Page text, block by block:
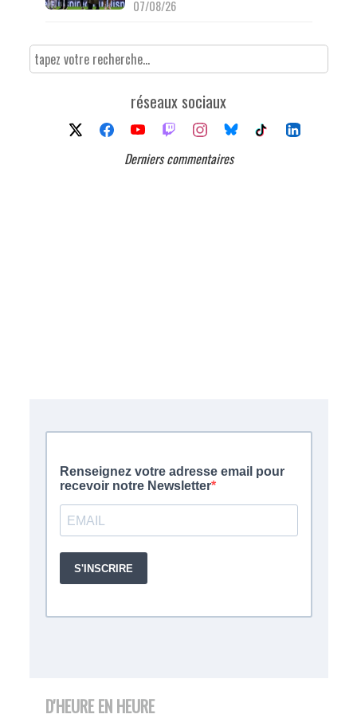
07/08/26
réseaux sociaux
Derniers commentaires
D'HEURE EN HEURE